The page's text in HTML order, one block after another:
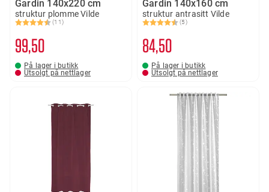
Gardin 140x220 cm
struktur plomme Vilde
Karakter:
(11)
4.8 av 5 mulige
99 50
På lager i butikk
Utsolgt på nettlager
Gardin 140x160 cm
struktur antrasitt Vilde
Karakter:
(5)
4.8 av 5 mulige
8450
På lager i butikk
Utsolgt på nettlager